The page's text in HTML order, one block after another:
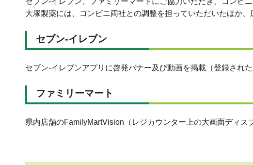
大塚製薬には、コンビニ両社との調整を担っていただいたほか
セブン-イレブン
セブン-イレブンアプリに啓発バナー及び動画を掲載（登録され
ファミリーマート
県内店舗のFamilyMartVision（レジカウンター上の大画面ディ